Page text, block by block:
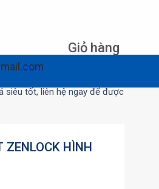
Giỏ hàng
liên hệ ngay để được tư vấn
HÌNH